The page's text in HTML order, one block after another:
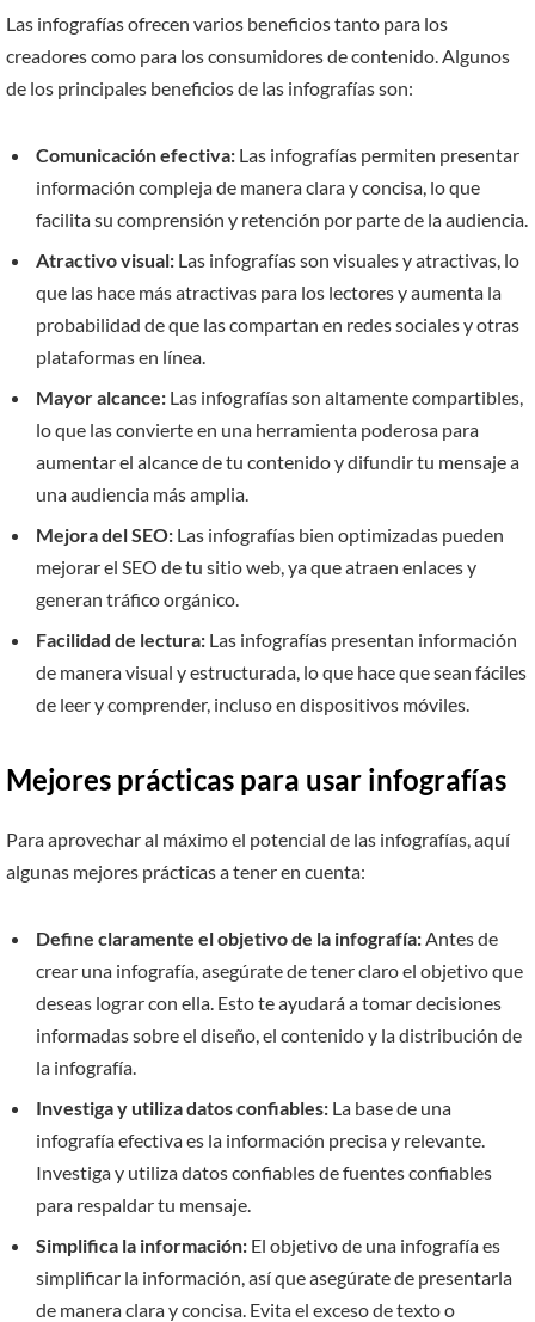
Las infografías ofrecen varios beneficios tanto para los
creadores como para los consumidores de contenido. Algunos
de los principales beneficios de las infografías son:
Comunicación efectiva: Las infografías permiten presentar
información compleja de manera clara y concisa, lo que
facilita su comprensión y retención por parte de la audiencia.
Atractivo visual: Las infografías son visuales y atractivas, lo
que las hace más atractivas para los lectores y aumenta la
probabilidad de que las compartan en redes sociales y otras
plataformas en línea.
Mayor alcance: Las infografías son altamente compartibles,
lo que las convierte en una herramienta poderosa para
aumentar el alcance de tu contenido y difundir tu mensaje a
una audiencia más amplia.
Mejora del SEO: Las infografías bien optimizadas pueden
mejorar el SEO de tu sitio web, ya que atraen enlaces y
generan tráfico orgánico.
Facilidad de lectura: Las infografías presentan información
de manera visual y estructurada, lo que hace que sean fáciles
de leer y comprender, incluso en dispositivos móviles.
Mejores prácticas para usar infografías
Para aprovechar al máximo el potencial de las infografías, aquí
algunas mejores prácticas a tener en cuenta:
Define claramente el objetivo de la infografía:Antes de
crear una infografía, asegúrate de tener claro el objetivo que
deseas lograr con ella. Esto te ayudará a tomar decisiones
informadas sobre el diseño, el contenido y la distribución de
la infografía.
Investiga y utiliza datos confiables: La base de una
infografía efectiva es la información precisa y relevante.
Investiga y utiliza datos confiables de fuentes confiables
para respaldar tu mensaje.
Simplifica la información: El objetivo de una infografía es
simplificar la información, así que asegúrate de presentarla
de manera clara y concisa. Evita el exceso de texto o